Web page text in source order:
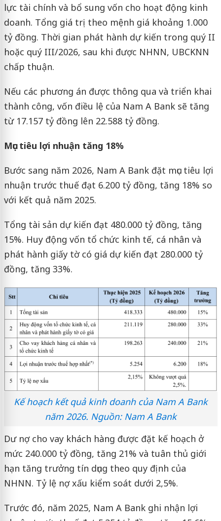
lực tài chính và bổ sung vốn cho hoạt động kinh
doanh. Tổng giá trị theo mệnh giá khoảng 1.000
tỷ đồng. Thời gian phát hành dự kiến trong quý II
hoặc quý III/2026, sau khi được NHNN, UBCKNN
chấp thuận.
Nếu các phương án được thông qua và triển khai
thành công, vốn điều lệ của Nam A Bank sẽ tăng
từ 17.157 tỷ đồng lên 22.588 tỷ đồng.
Mục tiêu lợi nhuận tăng 18%
Bước sang năm 2026, Nam A Bank đặt mục tiêu lợi
nhuận trước thuế đạt 6.200 tỷ đồng, tăng 18% so
với kết quả năm 2025.
Tổng tài sản dự kiến đạt 480.000 tỷ đồng, tăng
15%. Huy động vốn tổ chức kinh tế, cá nhân và
phát hành giấy tờ có giá dự kiến đạt 280.000 tỷ
đồng, tăng 33%.
Kế hoạch kết quả kinh doanh của Nam A Bank
năm 2026. Nguồn: Nam A Bank
Dư nợ cho vay khách hàng được đặt kế hoạch ở
mức 240.000 tỷ đồng, tăng 21% và tuân thủ giới
hạn tăng trưởng tín dụng theo quy định của
NHNN. Tỷ lệ nợ xấu kiểm soát dưới 2,5%.
Trước đó, năm 2025, Nam A Bank ghi nhận lợi